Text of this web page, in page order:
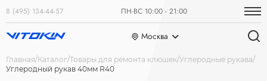
8 (495) 134-44-57 ПН-ВС 10:00 - 21:00
Москва
Главная Каталог Товары для ремонта клюшек Углеродные рукава
Углеродный рукав 40мм R40